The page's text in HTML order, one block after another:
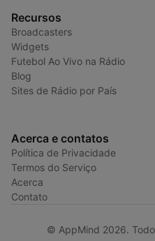
Recursos
Broadcasters
Widgets
Futebol Ao Vivo na Rádio
Blog
Sites de Rádio por País
Acerca e contatos
Política de Privacidade
Termos do Serviço
Acerca
Contato
© AppMind 2026.